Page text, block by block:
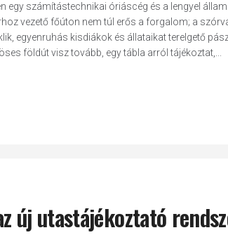
egy számítástechnikai óriáscég és a lengyel
vezető főúton nem túl erős a forgalom; a
egyenruhás kisdiákok és állataikat terelgető
földút visz tovább, egy tábla arról tájékoztat,...
új utastájékoztató